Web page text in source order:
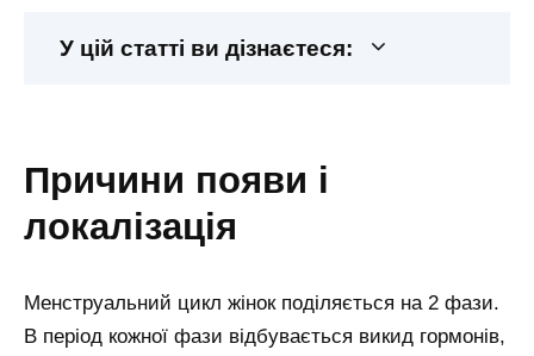
У цій статті ви дізнаєтеся:
причини появи і
локалізація
Менструальний цикл жінок поділяється на 2 фази.
В період кожної фази відбувається викид гормонів,